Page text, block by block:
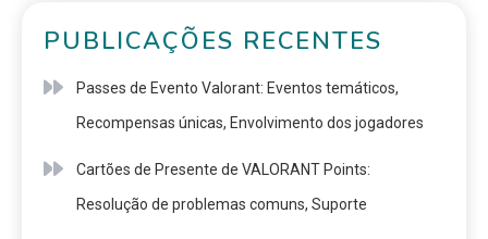
PUBLICAÇÕES RECENTES
Passes de Evento Valorant: Eventos temáticos,
Recompensas únicas, Envolvimento dos jogadores
Cartões de Presente de VALORANT Points:
Resolução de problemas comuns, Suporte